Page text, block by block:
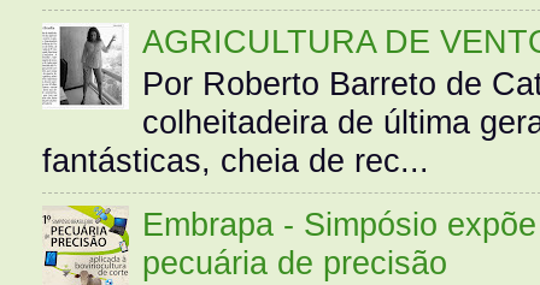
AGRICULTURA DE
Por Roberto Barreto de
colheitadeira de última
fantásticas, cheia de rec...
Embrapa - Simpósio
pecuária de precisão